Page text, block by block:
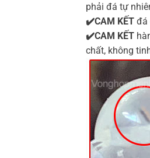
phải đá tự
✔️CAM KẾT đá
✔️CAM KẾT
chất, không